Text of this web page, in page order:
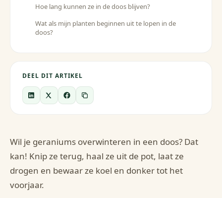
Hoe lang kunnen ze in de doos blijven?
Wat als mijn planten beginnen uit te lopen in de
doos?
DEEL DIT ARTIKEL
Wil je geraniums overwinteren in een doos? Dat
kan! Knip ze terug, haal ze uit de pot, laat ze
drogen en bewaar ze koel en donker tot het
voorjaar.